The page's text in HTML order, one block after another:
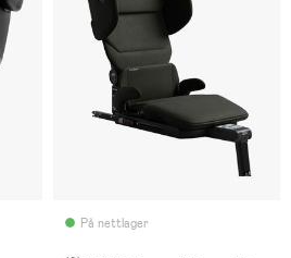
På nettlager